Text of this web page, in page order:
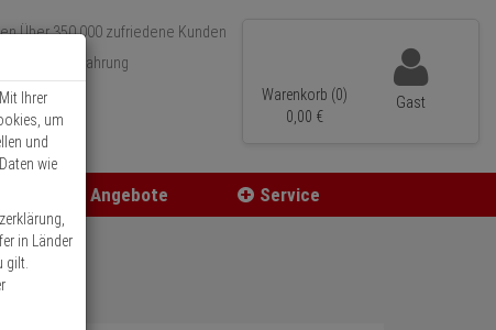
Über 350.000 zufriedene Kunden
15 Jahre Erfahrung
Versand
Warenkorb (0)
0, 00 €
Gast
Angebote Service
Ihrer
um
und
wie
in Länder
gilt.